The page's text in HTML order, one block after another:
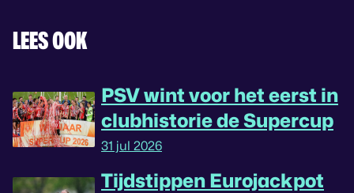
LEES OOK
PSV wint voor het eerst in
clubhistorie de Supercup
31 jul 2026
Tijdstippen Eurojackpot